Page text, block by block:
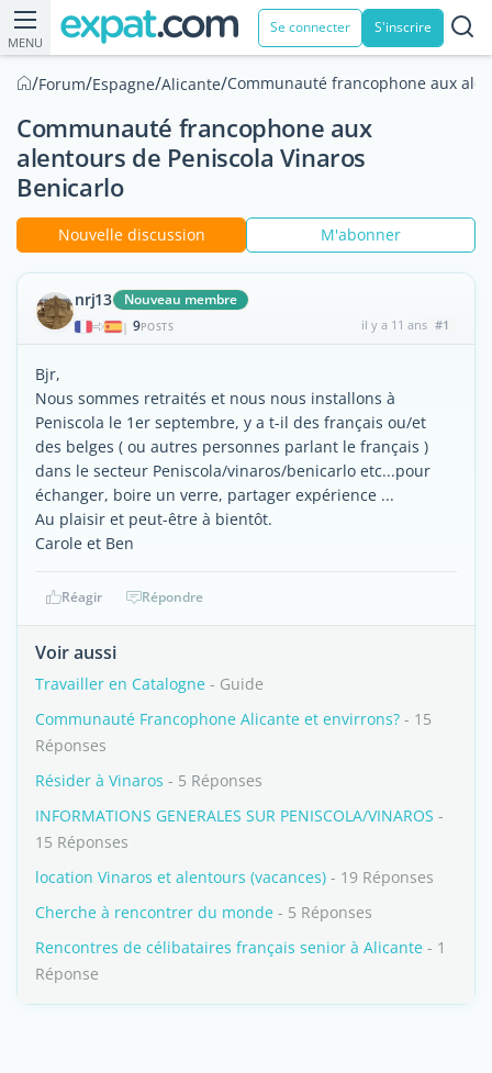
MENU
Se connecter S'inscrire
/Forum/Espagne/Alicante/Communauté francophone aux
Communauté francophone aux
alentours de Peniscola Vinaros
Benicarlo
Nouvelle discussion M'abonner
nrj13 Nouveau membre
| 9POSTS il y a 11 ans #1
Bjr,
Nous sommes retraités et nous nous installons à
Peniscola le 1er septembre, y a t-il des français ou/et
des belges ( ou autres personnes parlant le français )
dans le secteur Peniscola/vinaros/benicarlo etc...pour
échanger, boire un verre, partager expérience ...
Au plaisir et peut-être à bientôt.
Carole et Ben
Réagir Répondre
Voir aussi
Travailler en Catalogne - Guide
Communauté Francophone Alicante et envirrons? - 15
Réponses
Résider à Vinaros - 5 Réponses
INFORMATIONS GENERALES SUR PENISCOLA/VINAROS -
15 Réponses
location Vinaros et alentours (vacances) - 19 Réponses
Cherche à rencontrer du monde - 5 Réponses
Rencontres de célibataires français senior à Alicante - 1
Réponse